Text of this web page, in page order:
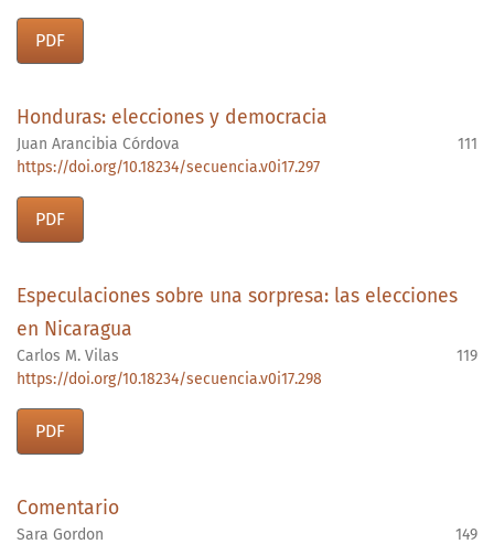
PDF
Honduras: elecciones y democracia
Juan Arancibia Córdova
111
https://doi.org/10.18234/secuencia.v0i17.297
PDF
Especulaciones sobre una sorpresa: las elecciones
en Nicaragua
Carlos M. Vilas
119
https://doi.org/10.18234/secuencia.v0i17.298
PDF
Comentario
Sara Gordon 149